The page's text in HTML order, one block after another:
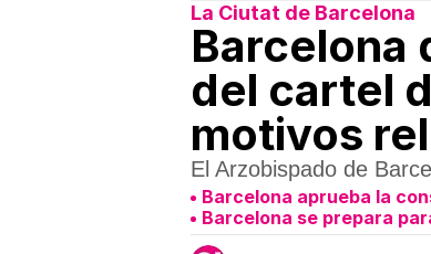
La Ciutat de Barcelona
del cartel
motivos
El Arzobispado de
Barcelona aprueba la
Barcelona se prepara